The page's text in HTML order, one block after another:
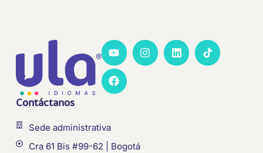
Contáctanos
Sede administrativa
Cra 61 Bis #99-62 | Bogotá